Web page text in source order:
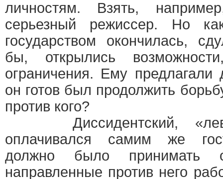
личностям. Взять,
серьезный режиссер. Но
государством окончилась,
бы, открылись
ограничения. Ему
он готов был продолжить
против кого?
Диссидентский,
оплачивался самим же
должно было принимать
направленные против него